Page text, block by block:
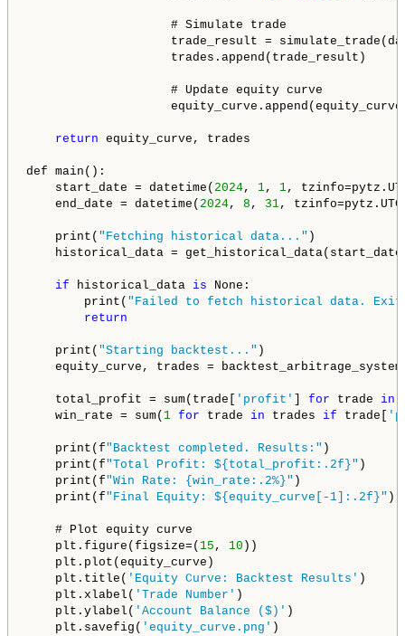
# Simulate trade
trade_result =
trades.append(trade_result)
# Update equity curve
return equity_curve, trades
def main():
start_date = datetime( 2024, 1, 1,
end_date = datetime( 2024, 8 , 31,
print( "Fetching historical data..." )
historical_data = get_historical_data(start_date,
if historical_data is None:
print( "Failed to fetch historical data.
return
print( "Starting backtest..." )
equity_curve, trades =
total_profit = sum(trade[ 'profit' for trade in
win_rate = sum( 1 for trade in trades if trade[
print(f"Backtest completed. Results:" )
print(f"Total Profit: ${total_profit:.2f}" )
print(f"Win Rate: {win_rate:.2%}" )
print(f"Final Equity: ${equity_curve[-1]:.2f}" )
# Plot equity curve
plt.figure(figsize=( 15 , 10 ))
plt.plot(equity_curve)
plt.title( 'Equity Curve: Backtest Results' )
plt.xlabel( 'Trade Number' )
plt.ylabel( 'Account Balance ($)' )
plt.savefig( 'equity_curve.png' )